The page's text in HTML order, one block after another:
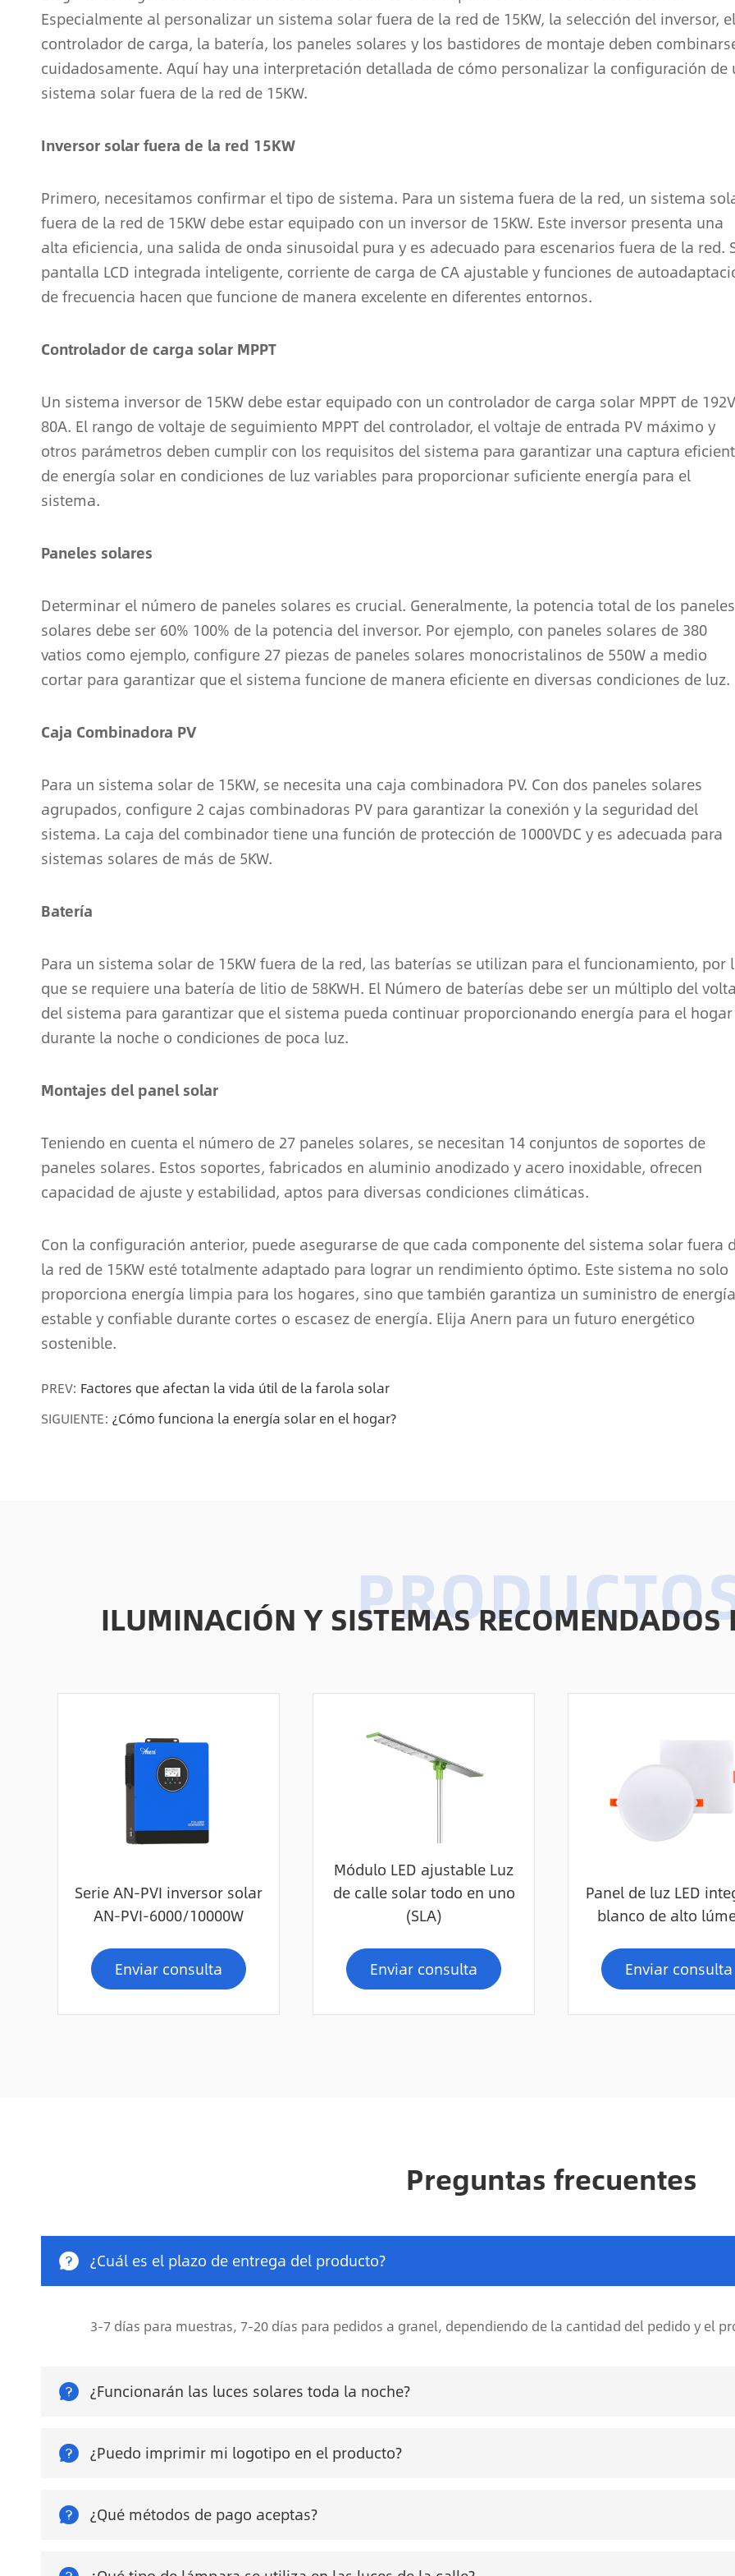
Especialmente al personalizar un sistema solar fuera de la red de 15KW, la selección del inversor, el
controlador de carga, la batería, los paneles solares y los bastidores de montaje deben
cuidadosamente. Aquí hay una interpretación detallada de cómo personalizar la configuración de
sistema solar fuera de la red de 15KW.
Inversor solar fuera de la red 15KW
Primero, necesitamos confirmar el tipo de sistema. Para un sistema fuera de la red, un sistema
fuera de la red de 15KW debe estar equipado con un inversor de 15KW. Este inversor presenta una
alta eficiencia, una salida de onda sinusoidal pura y es adecuado para escenarios fuera de la red.
pantalla LCD integrada inteligente, corriente de carga de CA ajustable y funciones de
de frecuencia hacen que funcione de manera excelente en diferentes entornos.
Controlador de carga solar MPPT
Un sistema inversor de 15KW debe estar equipado con un controlador de carga solar MPPT de 192V
80A. El rango de voltaje de seguimiento MPPT del controlador, el voltaje de entrada PV máximo y
otros parámetros deben cumplir con los requisitos del sistema para garantizar una captura
de energía solar en condiciones de luz variables para proporcionar suficiente energía para el
sistema.
Paneles solares
Determinar el número de paneles solares es crucial. Generalmente, la potencia total de los paneles
solares debe ser 60% 100% de la potencia del inversor. Por ejemplo, con paneles solares de 380
vatios como ejemplo, configure 27 piezas de paneles solares monocristalinos de 550W a medio
cortar para garantizar que el sistema funcione de manera eficiente en diversas condiciones de luz.
Caja Combinadora PV
Para un sistema solar de 15KW, se necesita una caja combinadora PV. Con dos paneles solares
agrupados, configure 2 cajas combinadoras PV para garantizar la conexión y la seguridad del
sistema. La caja del combinador tiene una función de protección de 1000VDC y es adecuada para
sistemas solares de más de 5KW.
Batería
Para un sistema solar de 15KW fuera de la red, las baterías se utilizan para el funcionamiento, por
que se requiere una batería de litio de 58KWH. El Número de baterías debe ser un múltiplo del
del sistema para garantizar que el sistema pueda continuar proporcionando energía para el hogar
durante la noche o condiciones de poca luz.
Montajes del panel solar
Teniendo en cuenta el número de 27 paneles solares, se necesitan 14 conjuntos de soportes de
paneles solares. Estos soportes, fabricados en aluminio anodizado y acero inoxidable, ofrecen
capacidad de ajuste y estabilidad, aptos para diversas condiciones climáticas.
Con la configuración anterior, puede asegurarse de que cada componente del sistema solar fuera
la red de 15KW esté totalmente adaptado para lograr un rendimiento óptimo. Este sistema no solo
proporciona energía limpia para los hogares, sino que también garantiza un suministro de energía
estable y confiable durante cortes o escasez de energía. Elija Anern para un futuro energético
sostenible.
PREV: Factores que afectan la vida útil de la farola solar
SIGUIENTE: ¿Cómo funciona la energía solar en el hogar?
ILUMINACIÓN Y SISTEMAS RECOMENDADOS
Serie AN-PVI inversor solar
AN-PVI-6000/10000W
Enviar consulta
Módulo LED ajustable Luz
de calle solar todo en uno
(SLA)
Enviar consulta
Panel de luz LED
blanco de alto
Enviar consulta
Preguntas frecuentes
 ¿Cuál es el plazo de entrega del producto?
3-7 días para muestras, 7-20 días para pedidos a granel, dependiendo de la cantidad del pedido y el
 ¿Funcionarán las luces solares toda la noche?
 ¿Puedo imprimir mi logotipo en el producto?
 ¿Qué métodos de pago aceptas?